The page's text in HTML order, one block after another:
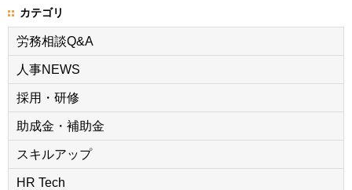
カテゴリ
労務相談Q&A
人事NEWS
採用・研修
助成金・補助金
スキルアップ
HR Tech